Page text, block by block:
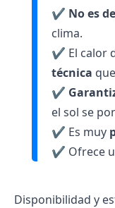
✔️ No es
clima.
✔️ El calor
técnica
✔️
el sol se
✔️ Es muy
✔️ Ofrece
Disponibilidad y